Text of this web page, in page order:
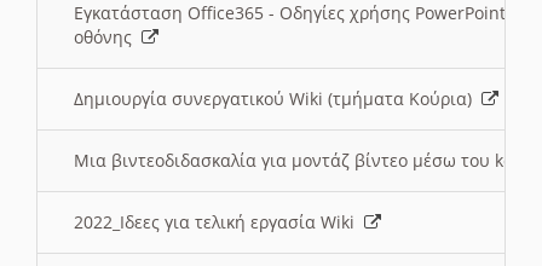
Εγκατάσταση Office365 - Οδηγίες χρήσης PowerPoint
οθόνης
Δημιουργία συνεργατικού Wiki (τμήματα Κούρια)
Μια βιντεοδιδασκαλία για μοντάζ βίντεο μέσω του
2022_Ιδεες για τελική εργασία Wiki